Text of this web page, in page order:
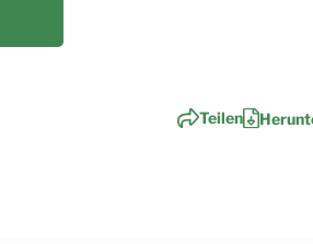
Teilen